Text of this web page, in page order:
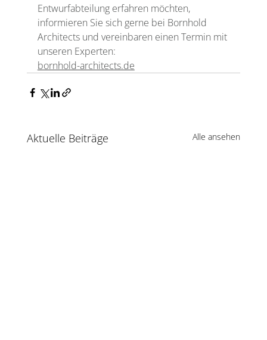
Entwurfabteilung erfahren möchten,
informieren Sie sich gerne bei Bornhold
Architects und vereinbaren einen Termin mit
unseren Experten:
bornhold-architects.de
Aktuelle Beiträge Alle ansehen